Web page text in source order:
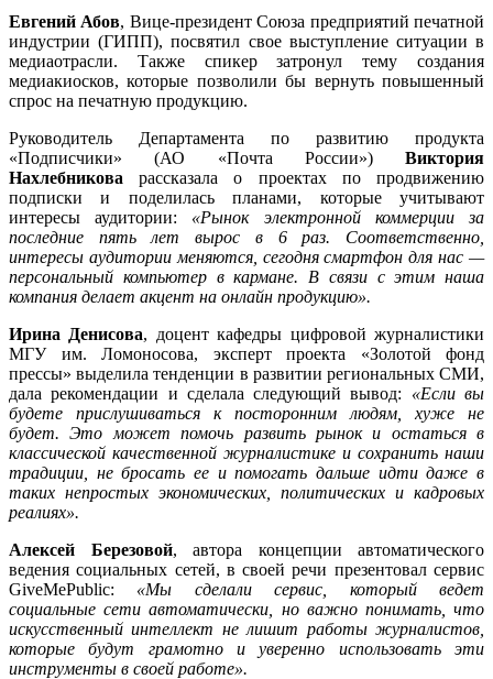
Евгений Абов, Вице-президент Союза предприятий печатной
индустрии (ГИПП), посвятил свое выступление ситуации в
медиаотрасли. Также спикер затронул тему создания
медиакиосков, которые позволили бы вернуть повышенный
спрос на печатную продукцию.
Руководитель Департамента по развитию продукта
«Подписчики» (АО «Почта России») Виктория
Нахлебникова рассказала о проектах по продвижению
подписки и поделилась планами, которые учитывают
интересы аудитории: «Рынок электронной коммерции за
последние пять лет вырос в 6 раз. Соответственно,
интересы аудитории меняются, сегодня смартфон для нас —
персональный компьютер в кармане. В связи с этим наша
компания делает акцент на онлайн продукцию».
Ирина Денисова, доцент кафедры цифровой журналистики
МГУ им. Ломоносова, эксперт проекта «Золотой фонд
прессы» выделила тенденции в развитии региональных СМИ,
дала рекомендации и сделала следующий вывод: «Если вы
будете прислушиваться к посторонним людям, хуже не
будет. Это может помочь развить рынок и остаться в
классической качественной журналистике и сохранить наши
традиции, не бросать ее и помогать дальше идти даже в
таких непростых экономических, политических и кадровых
реалиях».
Алексей Березовой, автора концепции автоматического
ведения социальных сетей, в своей речи презентовал сервис
GiveMePublic: «Мы сделали сервис, который ведет
социальные сети автоматически, но важно понимать, что
искусственный интеллект не лишит работы журналистов,
которые будут грамотно и уверенно использовать эти
инструменты в своей работе».